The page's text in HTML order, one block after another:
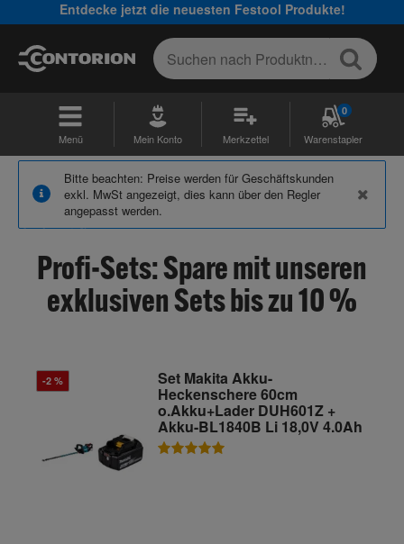
Entdecke jetzt die neuesten Festool Produkte!
Menü Mein Konto Merkzettel
0
Warenstapler
Bitte beachten: Preise werden für Geschäftskunden
exkl. MwSt angezeigt, dies kann über den Regler
angepasst werden.
Profi-Sets: Spare mit unseren
exklusiven Sets bis zu 10 %
-2 % Set Makita Akku-
Heckenschere 60cm
o.Akku+Lader DUH601Z +
Akku-BL1840B Li 18,0V 4.0Ah